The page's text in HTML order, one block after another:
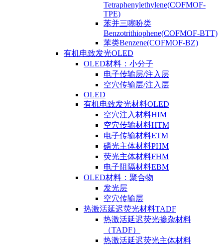
Tetraphenylethylene(COFMOF-
TPE)
苯并三噻吩类
Benzotrithiophene(COFMOF-BTT)
苯类Benzene(COFMOF-BZ)
有机电致发光OLED
OLED材料：小分子
电子传输层/注入层
空穴传输层/注入层
OLED
有机电致发光材料OLED
空穴注入材料HIM
空穴传输材料HTM
电子传输材料ETM
磷光主体材料PHM
荧光主体材料FHM
电子阻隔材料EBM
OLED材料：聚合物
发光层
空穴传输层
热激活延迟荧光材料TADF
热激活延迟荧光掺杂材料
（TADF）
热激活延迟荧光主体材料